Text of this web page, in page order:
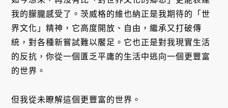
我的朦朧感受了。茨威格的維也納正是我期待的「世
界文化」精神，它高度開放、自由，繼承又打破傳
統，對各種新嘗試難以饜足。它也正是對我現實生活
的反抗，你從一個匱乏平庸的生活中逃向一個更豐富
的世界。
但我從未瞭解這個更豐富的世界。